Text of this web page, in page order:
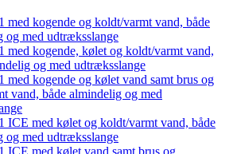
med kogende og koldt/varmt vand, både
og med udtræksslange
med kogende, kølet og koldt/varmt vand,
og med udtræksslange
med kogende og kølet vand samt brus og
vand, både almindelig og med
ICE med kølet og koldt/varmt vand, både
og med udtræksslange